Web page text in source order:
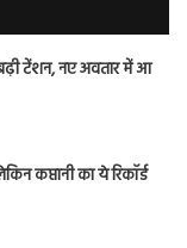
टेंशन, नए अवतार में आ
कप्तानी का ये रिकॉर्ड